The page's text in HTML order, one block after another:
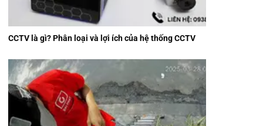
CCTV là gì? Phân loại và lợi ích của hệ thống CCTV